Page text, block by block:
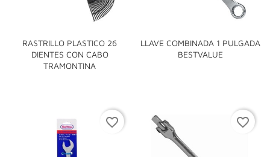
RASTRILLO PLASTICO 26
DIENTES CON CABO
TRAMONTINA
LLAVE COMBINADA 1 PULGADA
BESTVALUE
favorite_border favorite_border